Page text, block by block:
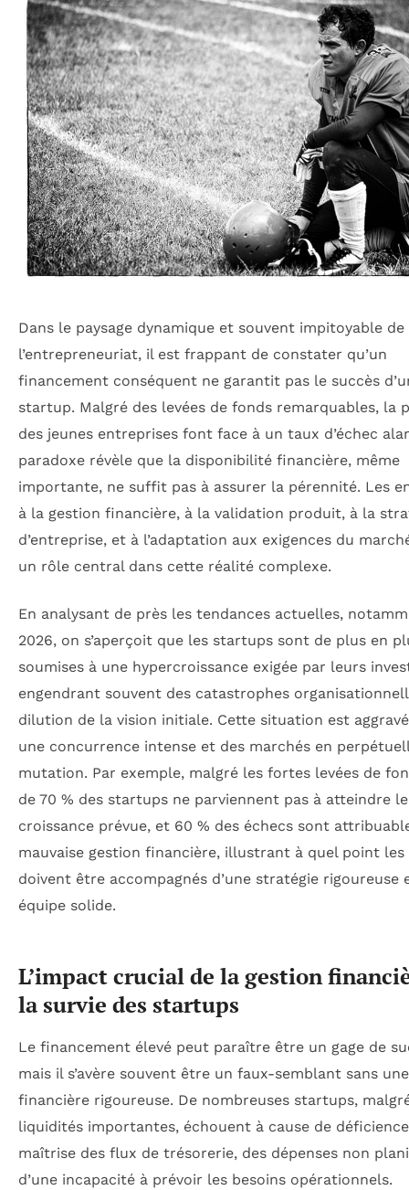
Dans le paysage dynamique et souvent impitoyable de
l’entrepreneuriat, il est frappant de constater qu’un
financement conséquent ne garantit pas le succès
startup. Malgré des levées de fonds remarquables, la
des jeunes entreprises font face à un taux d’échec
paradoxe révèle que la disponibilité financière, même
importante, ne suffit pas à assurer la pérennité. Les
à la gestion financière, à la validation produit, à la
d’entreprise, et à l’adaptation aux exigences du
un rôle central dans cette réalité complexe.
En analysant de près les tendances actuelles,
2026, on s’aperçoit que les startups sont de plus en
soumises à une hypercroissance exigée par leurs
engendrant souvent des catastrophes
dilution de la vision initiale. Cette situation est
une concurrence intense et des marchés en
mutation. Par exemple, malgré les fortes levées de
de 70 % des startups ne parviennent pas à atteindre
croissance prévue, et 60 % des échecs sont
mauvaise gestion financière, illustrant à quel point
doivent être accompagnés d’une stratégie rigoureuse
équipe solide.
L’impact crucial de la gestion
la survie des startups
Le financement élevé peut paraître être un gage de
mais il s’avère souvent être un faux-semblant sans
financière rigoureuse. De nombreuses startups,
liquidités importantes, échouent à cause de
maîtrise des flux de trésorerie, des dépenses non
d’une incapacité à prévoir les besoins opérationnels.